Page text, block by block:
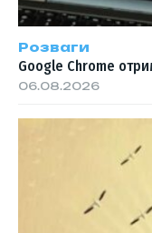
Розваги
Google Chrome
06.08.2026